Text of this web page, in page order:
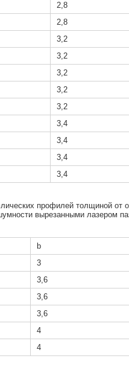
2,8
2,8
3,2
3,2
3,2
3,2
3,2
3,4
3,4
3,4
3,4
профилей толщиной
вырезанными лазером
b
3
3,6
3,6
3,6
4
4